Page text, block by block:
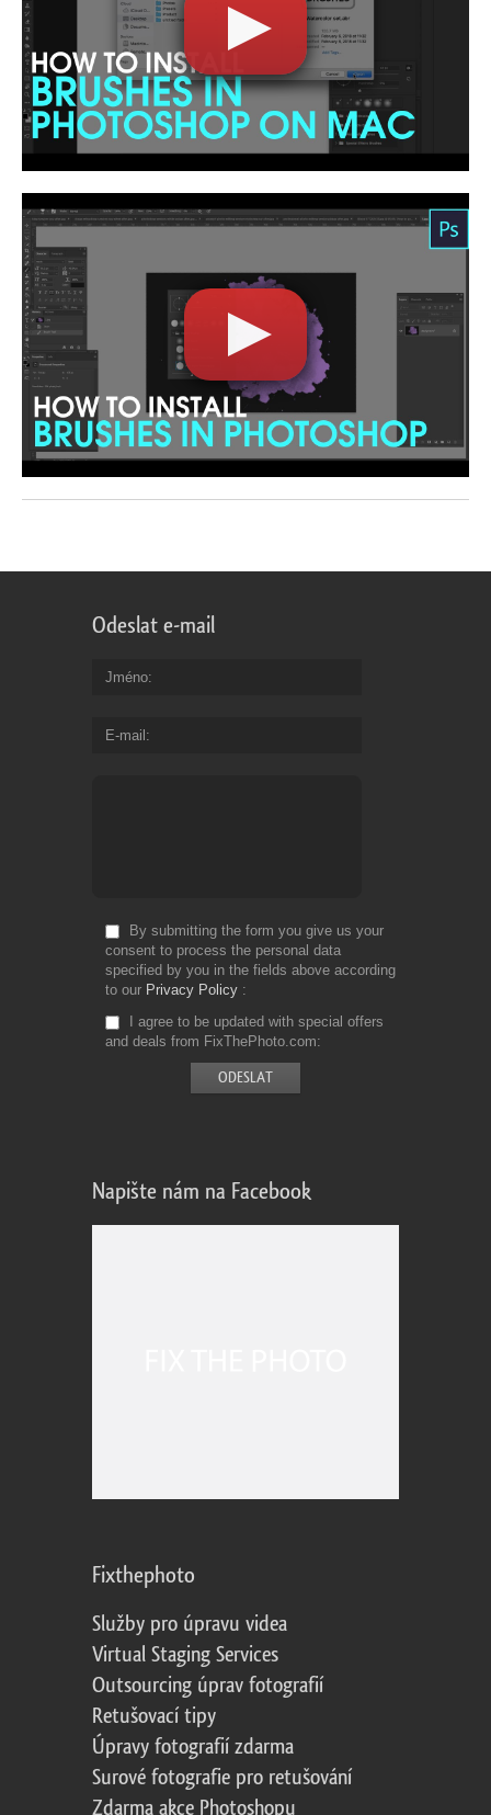
Odeslat e-mail
Jméno
E-mail
By submitting the form you give us your
consent to process the personal data
specified by you in the fields above according
to our Privacy Policy
I agree to be updated with special offers
and deals from FixThePhoto.com
Napište nám na Facebook
Fixthephoto
Služby pro úpravu videa
Virtual Staging Services
Outsourcing úprav fotografií
Retušovací tipy
Úpravy fotografií zdarma
Surové fotografie pro retušování
Zdarma akce Photoshopu